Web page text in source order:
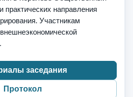
практических направления
Участникам
заседания
Протокол